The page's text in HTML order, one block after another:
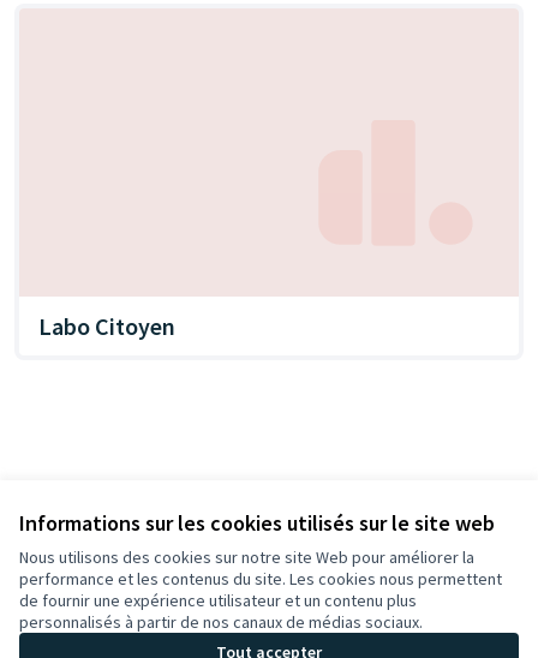
Informations sur les cookies utilisés sur le site web
Nous utilisons des cookies sur notre site Web pour améliorer la
performance et les contenus du site. Les cookies nous permettent
de fournir une expérience utilisateur et un contenu plus
personnalisés à partir de nos canaux de médias sociaux.
Tout accepter
Labo Citoyen